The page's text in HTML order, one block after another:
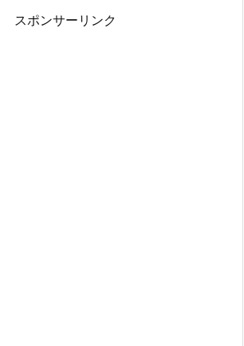
スポンサーリンク